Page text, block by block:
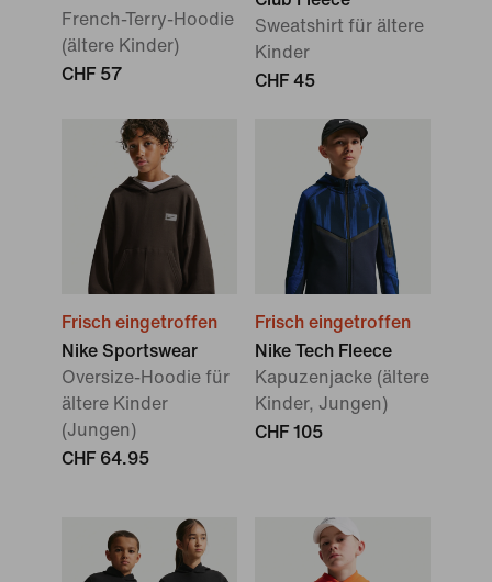
French-Terry-Hoodie
(ältere Kinder)
CHF 57
Sweatshirt für ältere
Kinder
CHF 45
Frisch eingetroffen
Nike Sportswear
Oversize-Hoodie für
ältere Kinder
(Jungen)
CHF 64.95
Frisch eingetroffen
Nike Tech Fleece
Kapuzenjacke (ältere
Kinder, Jungen)
CHF 105